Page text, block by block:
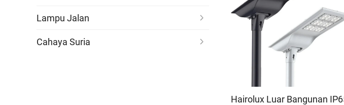
Lampu Jalan
Cahaya Suria
Hairolux Luar Bangunan